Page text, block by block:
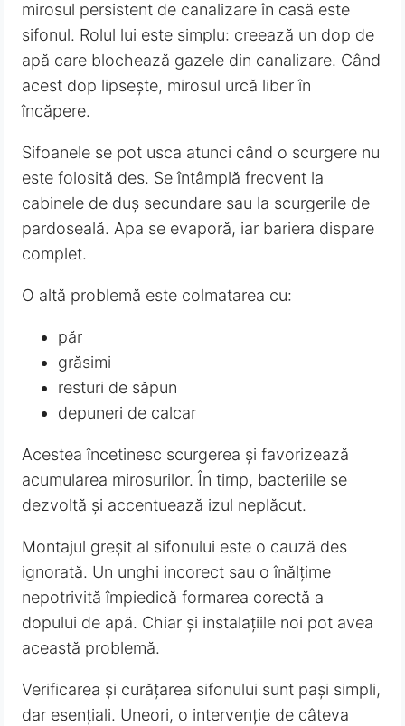
mirosul persistent de canalizare în casă este
sifonul. Rolul lui este simplu: creează un dop de
apă care blochează gazele din canalizare. Când
acest dop lipsește, mirosul urcă liber în
încăpere.
Sifoanele se pot usca atunci când o scurgere nu
este folosită des. Se întâmplă frecvent la
cabinele de duș secundare sau la scurgerile de
pardoseală. Apa se evaporă, iar bariera dispare
complet.
O altă problemă este colmatarea cu:
păr
grăsimi
resturi de săpun
depuneri de calcar
Acestea încetinesc scurgerea și favorizează
acumularea mirosurilor. În timp, bacteriile se
dezvoltă și accentuează izul neplăcut.
Montajul greșit al sifonului este o cauză des
ignorată. Un unghi incorect sau o înălțime
nepotrivită împiedică formarea corectă a
dopului de apă. Chiar și instalațiile noi pot avea
această problemă.
Verificarea și curățarea sifonului sunt pași simpli,
dar esențiali. Uneori, o intervenție de câteva